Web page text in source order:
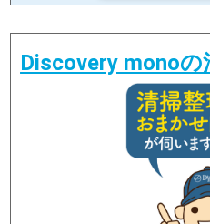
Discovery mono